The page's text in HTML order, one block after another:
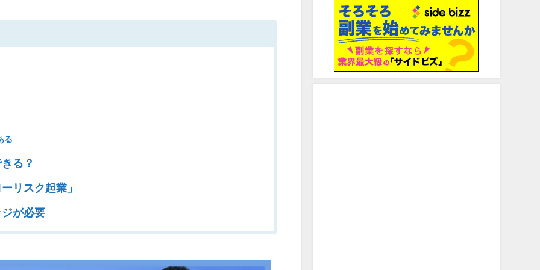
る
る？
リスク起業」
が必要